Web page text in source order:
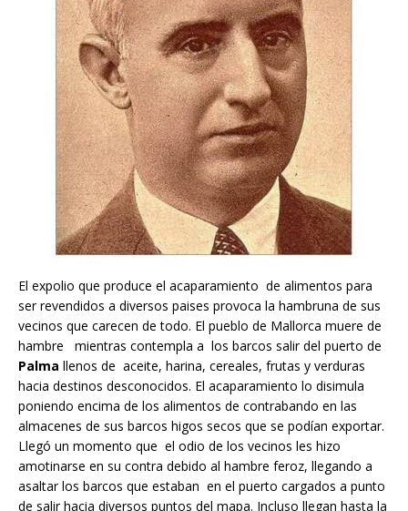
El expolio que produce el acaparamiento de alimentos para
ser revendidos a diversos paises provoca la hambruna de sus
vecinos que carecen de todo. El pueblo de Mallorca muere de
hambre mientras contempla a los barcos salir del puerto de
Palma llenos de aceite, harina, cereales, frutas y verduras
hacia destinos desconocidos. El acaparamiento lo disimula
poniendo encima de los alimentos de contrabando en las
almacenes de sus barcos higos secos que se podían exportar.
Llegó un momento que el odio de los vecinos les hizo
amotinarse en su contra debido al hambre feroz, llegando a
asaltar los barcos que estaban en el puerto cargados a punto
de salir hacia diversos puntos del mapa. Incluso llegan hasta la